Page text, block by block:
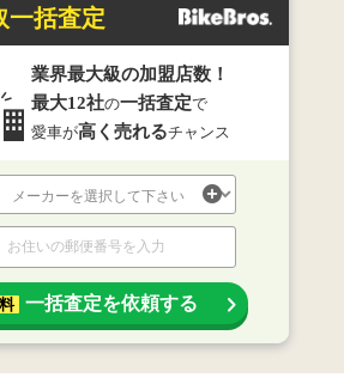
一括査定
業界最大級の加盟店数！
最大12社の一括査定で
愛車が高く売れるチャンス
一括査定を依頼する